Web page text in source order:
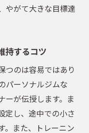
やがて大きな目標達
持するコツ
つのは容易ではあり
パーソナルジムな
ーが伝授します。ま
定し、途中での小さ
。また、トレーニン